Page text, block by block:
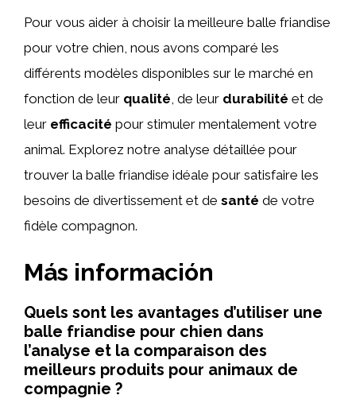
Pour vous aider à choisir la meilleure balle friandise
pour votre chien, nous avons comparé les
différents modèles disponibles sur le marché en
fonction de leur qualité , de leur durabilité et de
leur efficacité pour stimuler mentalement votre
animal. Explorez notre analyse détaillée pour
trouver la balle friandise idéale pour satisfaire les
besoins de divertissement et de santé de votre
fidèle compagnon.
Más información
Quels sont les avantages d’utiliser une
balle friandise pour chien dans
l’analyse et la comparaison des
meilleurs produits pour animaux de
compagnie ?